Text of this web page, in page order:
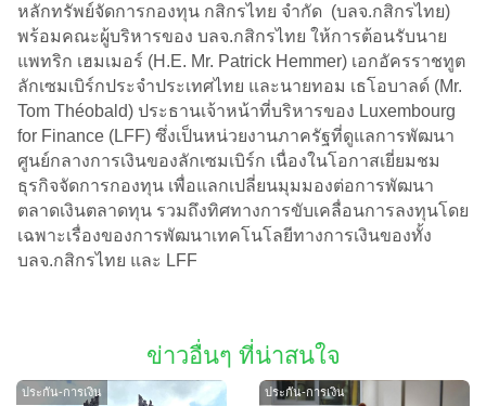
หลักทรัพย์จัดการกองทุน กสิกรไทย จำกัด (บลจ.กสิกรไทย)
พร้อมคณะผู้บริหารของ บลจ.กสิกรไทย ให้การต้อนรับนาย
แพทริก เฮมเมอร์ (H.E. Mr. Patrick Hemmer) เอกอัครราชทูต
ลักเซมเบิร์กประจำประเทศไทย และนายทอม เธโอบาลด์ (Mr.
Tom Théobald) ประธานเจ้าหน้าที่บริหารของ Luxembourg
for Finance (LFF) ซึ่งเป็นหน่วยงานภาครัฐที่ดูแลการพัฒนา
ศูนย์กลางการเงินของลักเซมเบิร์ก เนื่องในโอกาสเยี่ยมชม
ธุรกิจจัดการกองทุน เพื่อแลกเปลี่ยนมุมมองต่อการพัฒนา
ตลาดเงินตลาดทุน รวมถึงทิศทางการขับเคลื่อนการลงทุนโดย
เฉพาะเรื่องของการพัฒนาเทคโนโลยีทางการเงินของทั้ง
บลจ.กสิกรไทย และ LFF
ข่าวอื่นๆ ที่น่าสนใจ
ประกัน-การเงิน ประกัน-การเงิน